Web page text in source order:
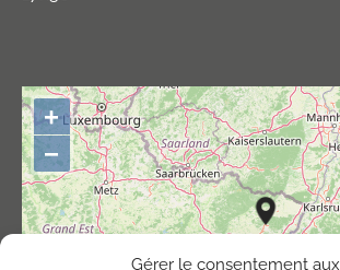
Gérer le consentement aux
+
−